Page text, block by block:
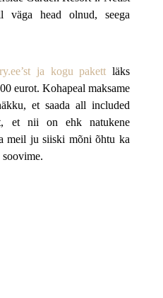
väga head olnud, seega
ja kogu pakett läks
eurot. Kohapeal maksame
et saada all included
et nii on ehk natukene
meil ju siiski mõni õhtu ka